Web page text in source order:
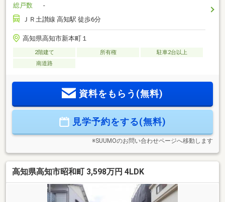
総戸数
-
ＪＲ土讃線 高知駅 徒歩6分
高知県高知市新本町１
2階建て 所有権
駐車2台以上
南道路
資料をもらう(無料)
見学予約をする(無料)
※SUUMOのお問い合わせページへ移動します
高知県高知市昭和町 3,598万円 4LDK